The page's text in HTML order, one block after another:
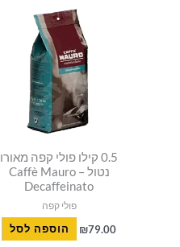
0.5 קילו פולי קפה מאורו
נטול – Caffè Mauro
Decaffeinato
פולי קפה
₪79.00 הוספה לסל
סמן קישורים